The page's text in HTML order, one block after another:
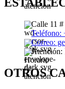
Calle 11
Teléfono:
Correo:
Atención:
OTROS